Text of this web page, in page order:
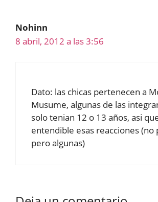
Nohinn
8 abril, 2012 a las 3:56
Dato: las chicas pertenecen a
Musume, algunas de las
solo tenian 12 o 13 años, asi
entendible esas reacciones (no
pero algunas)